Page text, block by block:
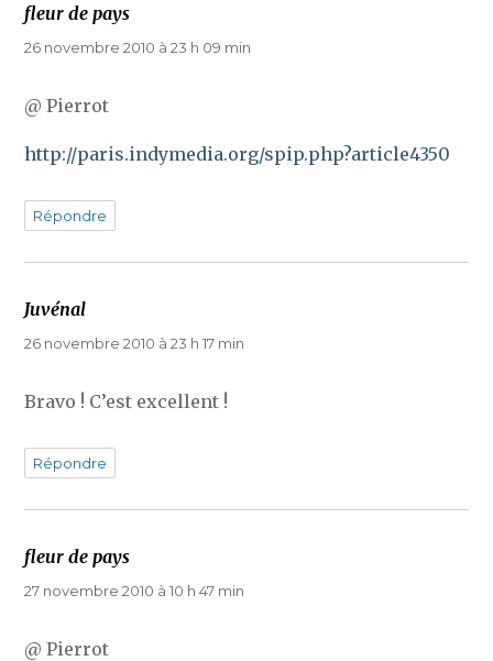
fleur de pays
26 novembre 2010 à 23 h 09 min
@ Pierrot
http://paris.indymedia.org/spip.php?article4350
Répondre
Juvénal
26 novembre 2010 à 23 h 17 min
Bravo ! C’est excellent !
Répondre
fleur de pays
27 novembre 2010 à 10 h 47 min
@ Pierrot